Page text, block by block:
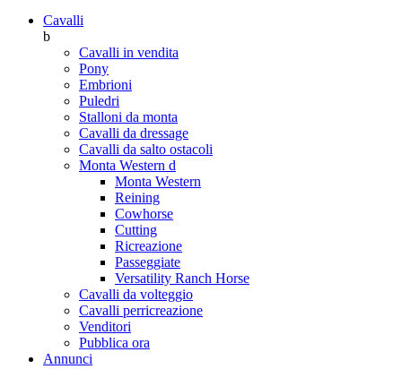
Cavalli
b
Cavalli in vendita
Pony
Embrioni
Puledri
Stalloni da monta
Cavalli da dressage
Cavalli da salto ostacoli
Monta Western d
Monta Western
Reining
Cowhorse
Cutting
Ricreazione
Passeggiate
Versatility Ranch Horse
Cavalli da volteggio
Cavalli perricreazione
Venditori
Pubblica ora
Annunci